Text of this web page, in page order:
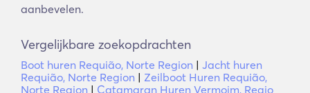
aanbevelen.
Vergelijkbare zoekopdrachten
Boot huren Requião, Norte Region | Jacht huren
Requião, Norte Region | Zeilboot Huren Requião,
Norte Region | Catamaran Huren Vermoim, Regio